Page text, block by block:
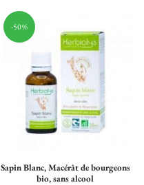
-50%
Sapin Blanc, Macérât de bourgeons
bio, sans alcool